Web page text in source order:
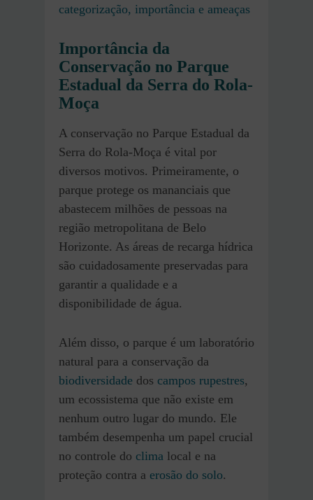
categorização, importância e ameaças
Importância da
Conservação no Parque
Estadual da Serra do Rola-
Moça
A conservação no Parque Estadual da
Serra do Rola-Moça é vital por
diversos motivos. Primeiramente, o
parque protege os mananciais que
abastecem milhões de pessoas na
região metropolitana de Belo
Horizonte. As áreas de recarga hídrica
são cuidadosamente preservadas para
garantir a qualidade e a
disponibilidade de água.
Além disso, o parque é um laboratório
natural para a conservação da
biodiversidade dos campos rupestres,
um ecossistema que não existe em
nenhum outro lugar do mundo. Ele
também desempenha um papel crucial
no controle do clima local e na
proteção contra a erosão do solo.